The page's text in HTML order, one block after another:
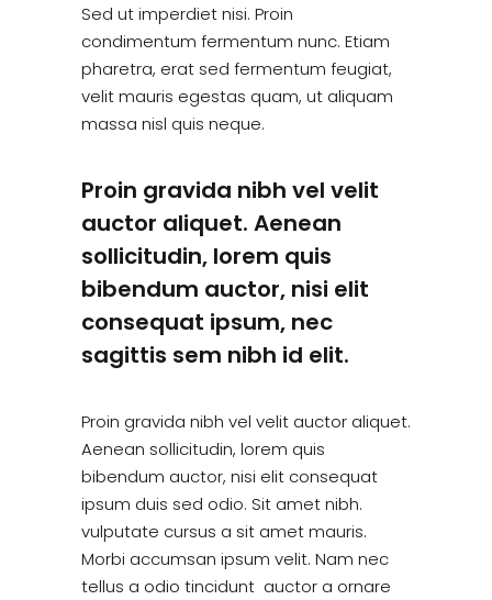
Sed ut imperdiet nisi. Proin
condimentum fermentum nunc. Etiam
pharetra, erat sed fermentum feugiat,
velit mauris egestas quam, ut aliquam
massa nisl quis neque.
Proin gravida nibh vel velit
auctor aliquet. Aenean
sollicitudin, lorem quis
bibendum auctor, nisi elit
consequat ipsum, nec
sagittis sem nibh id elit.
Proin gravida nibh vel velit auctor aliquet.
Aenean sollicitudin, lorem quis
bibendum auctor, nisi elit consequat
ipsum duis sed odio. Sit amet nibh.
vulputate cursus a sit amet mauris.
Morbi accumsan ipsum velit. Nam nec
tellus a odio tincidunt auctor a ornare